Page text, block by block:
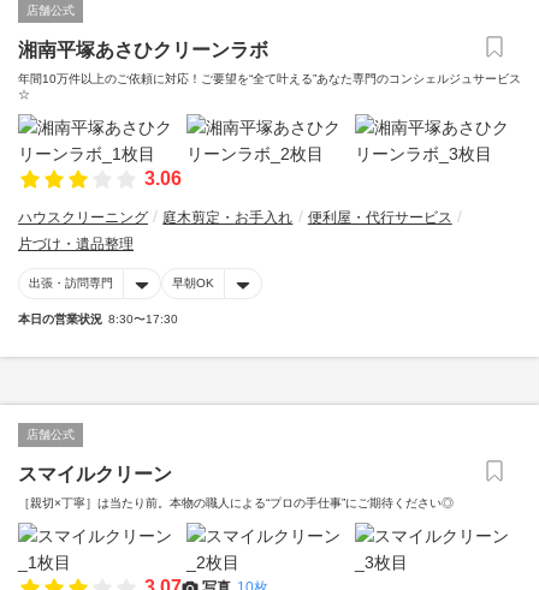
店舗公式
湘南平塚あさひクリーンラボ
年間10万件以上のご依頼に対応！ご要望を“全て叶える”あなた専門のコンシェルジュサービス
☆
3.06
ハウスクリーニング 庭木剪定・お手入れ
便利屋・代行サービス
片づけ・遺品整理
出張・訪問専門 早朝OK
本日の営業状況 8:30〜17:30
店舗公式
スマイルクリーン
［親切×丁寧］は当たり前。本物の職人による“プロの手仕事”にご期待ください◎